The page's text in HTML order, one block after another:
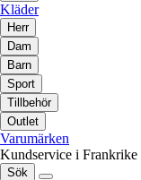
Kläder
Herr
Dam
Barn
Sport
Tillbehör
Outlet
Varumärken
Kundservice i Frankrike
Sök